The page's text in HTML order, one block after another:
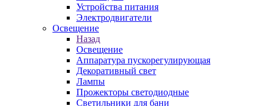
Устройства питания
Электродвигатели
Освещение
Назад
Освещение
Аппаратура пускорегулирующая
Декоративный свет
Лампы
Прожекторы светодиодные
Светильники для бани